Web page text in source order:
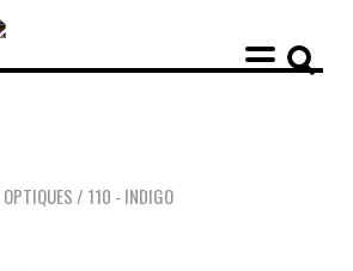
OPTIQUES / 110 - INDIGO